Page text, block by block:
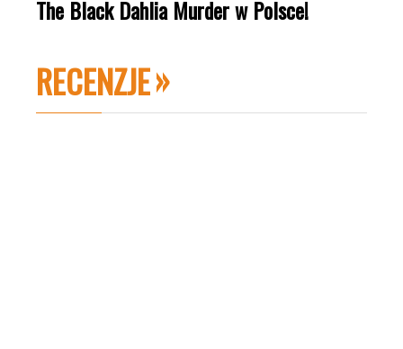
The Black Dahlia Murder w Polsce!
RECENZJE